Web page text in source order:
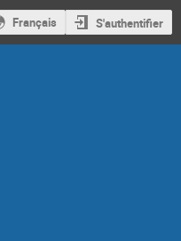
Français S'authentifier